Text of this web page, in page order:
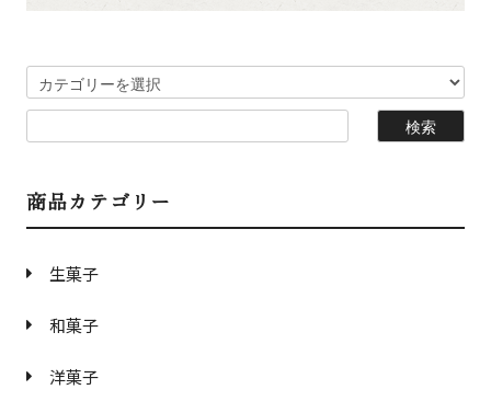
商品カテゴリー
生菓子
和菓子
洋菓子